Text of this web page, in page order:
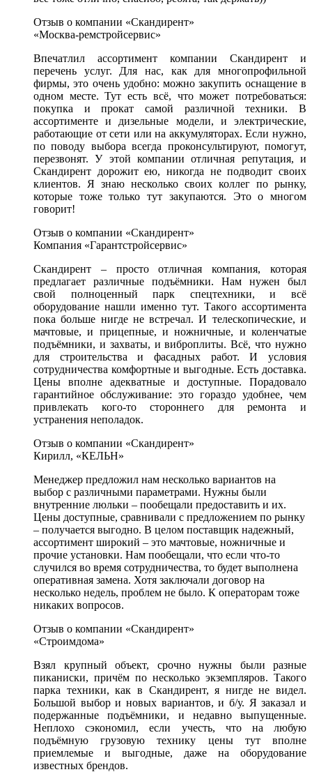
Отзыв о компании «Скандирент»
«Москва-ремстройсервис»
Впечатлил ассортимент компании Скандирент и
перечень услуг. Для нас, как для многопрофильной
фирмы, это очень удобно: можно закупить оснащение в
одном месте. Тут есть всё, что может потребоваться:
покупка и прокат самой различной техники. В
ассортименте и дизельные модели, и электрические,
работающие от сети или на аккумуляторах. Если нужно,
по поводу выбора всегда проконсультируют, помогут,
перезвонят. У этой компании отличная репутация, и
Скандирент дорожит ею, никогда не подводит своих
клиентов. Я знаю несколько своих коллег по рынку,
которые тоже только тут закупаются. Это о многом
говорит!
Отзыв о компании «Скандирент»
Компания «Гарантстройсервис»
Скандирент – просто отличная компания, которая
предлагает различные подъёмники. Нам нужен был
свой полноценный парк спецтехники, и всё
оборудование нашли именно тут. Такого ассортимента
пока больше нигде не встречал. И телескопические, и
мачтовые, и прицепные, и ножничные, и коленчатые
подъёмники, и захваты, и виброплиты. Всё, что нужно
для строительства и фасадных работ. И условия
сотрудничества комфортные и выгодные. Есть доставка.
Цены вполне адекватные и доступные. Порадовало
гарантийное обслуживание: это гораздо удобнее, чем
привлекать кого-то стороннего для ремонта и
устранения неполадок.
Отзыв о компании «Скандирент»
Кирилл, «КЕЛЬН»
Менеджер предложил нам несколько вариантов на
выбор с различными параметрами. Нужны были
внутренние люльки – пообещали предоставить и их.
Цены доступные, сравнивали с предложением по рынку
– получается выгодно. В целом поставщик надежный,
ассортимент широкий – это мачтовые, ножничные и
прочие установки. Нам пообещали, что если что-то
случился во время сотрудничества, то будет выполнена
оперативная замена. Хотя заключали договор на
несколько недель, проблем не было. К операторам тоже
никаких вопросов.
Отзыв о компании «Скандирент»
«Строимдома»
Взял крупный объект, срочно нужны были разные
пиканиски, причём по несколько экземпляров. Такого
парка техники, как в Скандирент, я нигде не видел.
Большой выбор и новых вариантов, и б/у. Я заказал и
подержанные подъёмники, и недавно выпущенные.
Неплохо сэкономил, если учесть, что на любую
подъёмную грузовую технику цены тут вполне
приемлемые и выгодные, даже на оборудование
известных брендов.